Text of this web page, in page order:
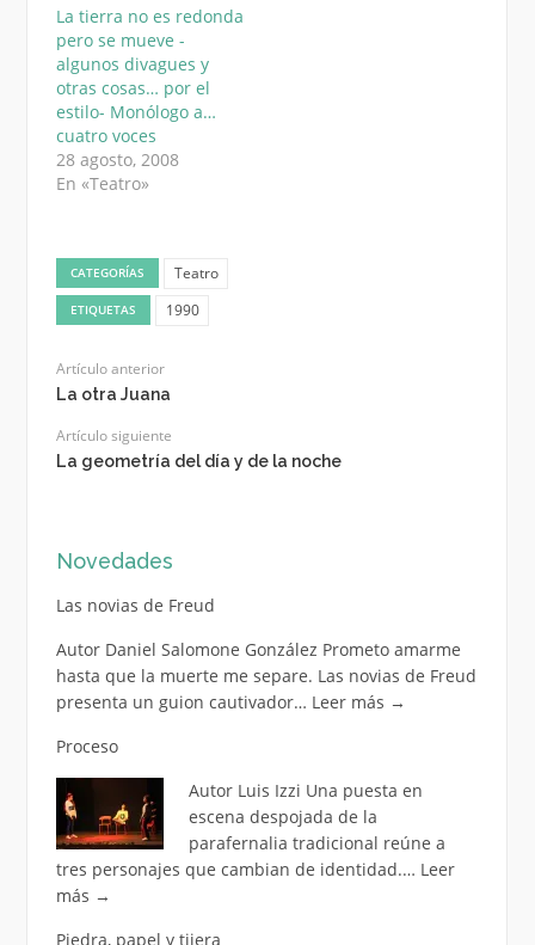
La tierra no es redonda
pero se mueve -
algunos divagues y
otras cosas… por el
estilo- Monólogo a…
cuatro voces
28 agosto, 2008
En «Teatro»
CATEGORÍAS Teatro
ETIQUETAS 1990
Artículo anterior
La otra Juana
Artículo siguiente
La geometría del día y de la noche
Novedades
Las novias de Freud
Autor Daniel Salomone González Prometo amarme
hasta que la muerte me separe. Las novias de Freud
presenta un guion cautivador… Leer más →
Proceso
Autor Luis Izzi Una puesta en
escena despojada de la
parafernalia tradicional reúne a
tres personajes que cambian de identidad.… Leer
más →
Piedra, papel y tijera